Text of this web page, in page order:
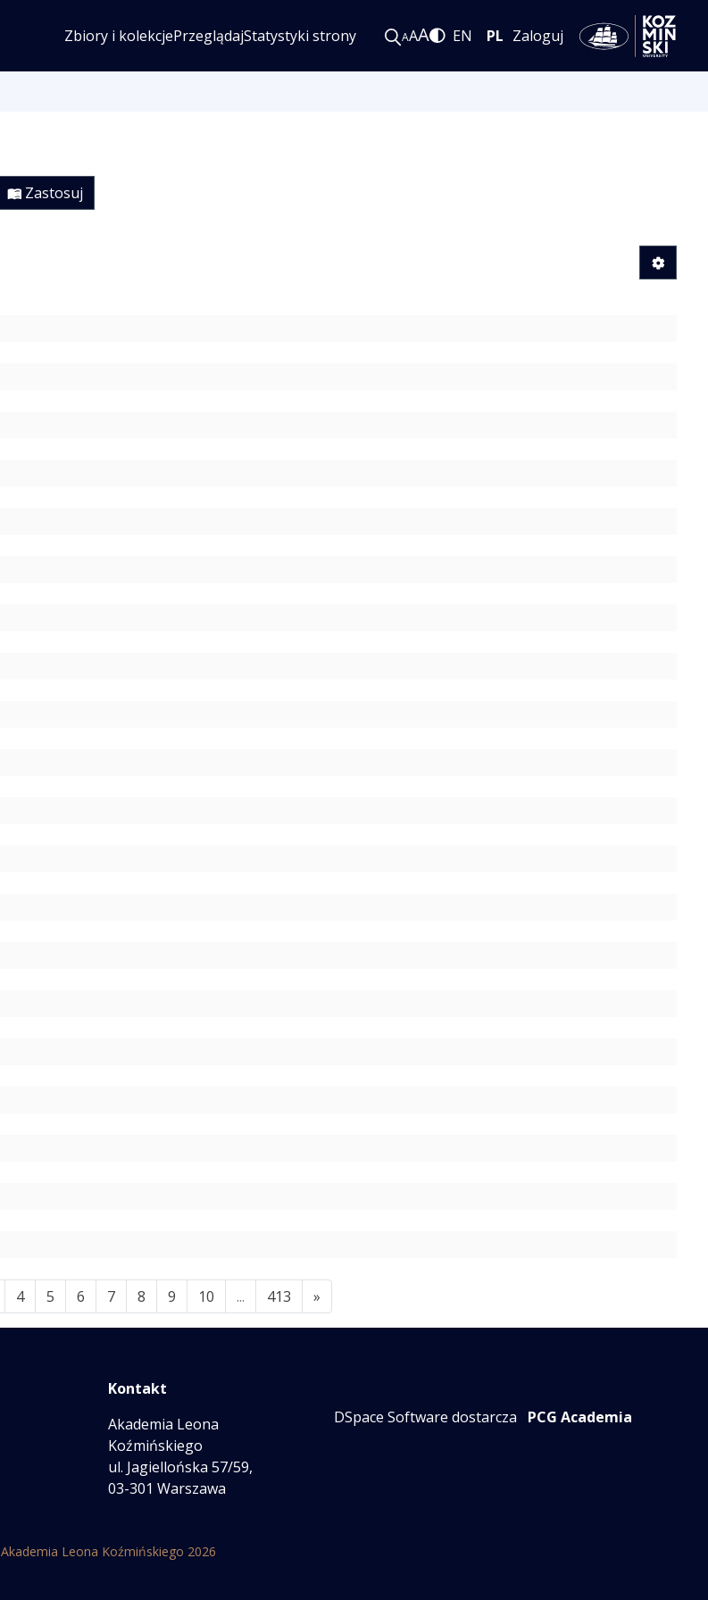
Zbiory i kolekcjePrzeglądajStatystyki strony AAA EN PL Zaloguj
Zastosuj
4 5 6 7 8 9 10 ... 413 »
Kontakt
Akademia Leona
Koźmińskiego
ul. Jagiellońska 57/59,
03-301 Warszawa
DSpace Software dostarcza PCG Academia
Akademia Leona Koźmińskiego 2026